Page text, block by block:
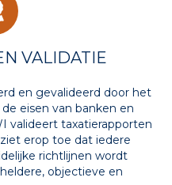
VALIDATIE
en gevalideerd door het
eisen van banken en
valideert taxatierapporten
erop toe dat iedere
richtlijnen wordt
objectieve en